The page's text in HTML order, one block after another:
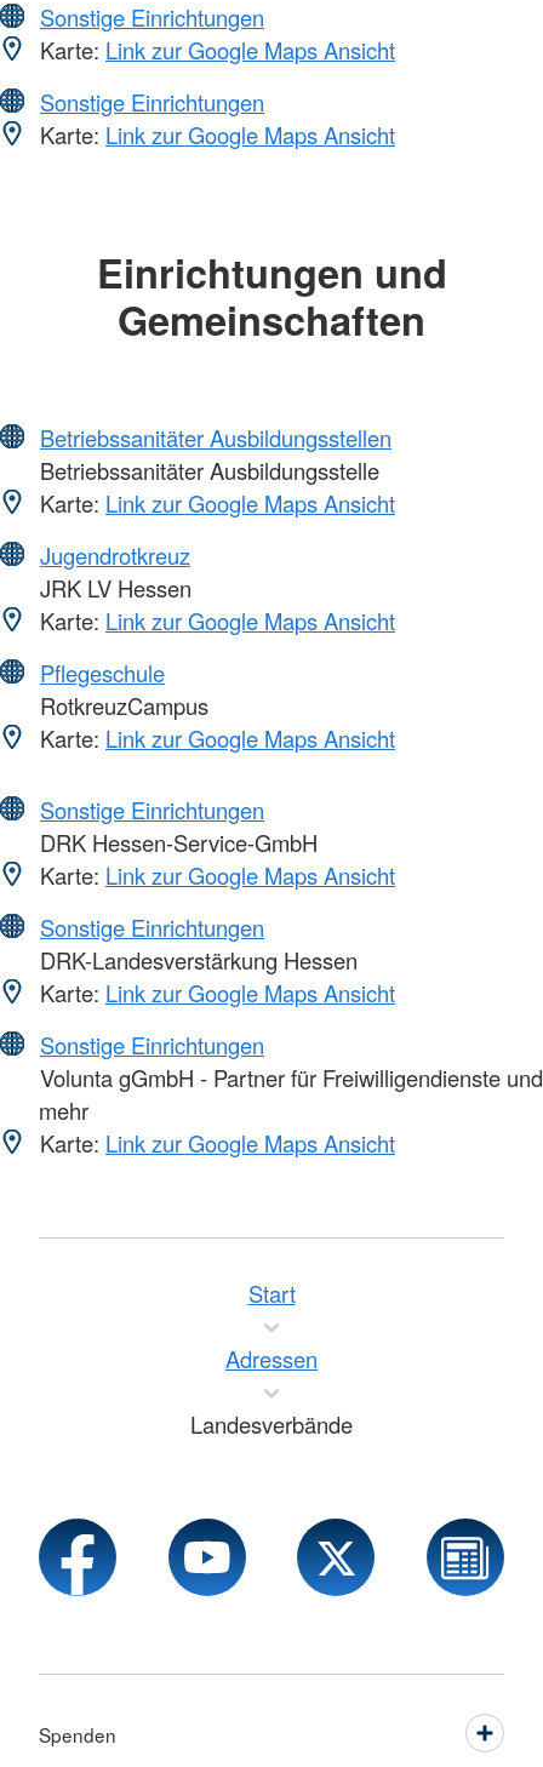
Sonstige Einrichtungen
Karte: Link zur Google Maps Ansicht
Sonstige Einrichtungen
Karte: Link zur Google Maps Ansicht
Einrichtungen und
Gemeinschaften
Betriebssanitäter Ausbildungsstellen
Betriebssanitäter Ausbildungsstelle
Karte: Link zur Google Maps Ansicht
Jugendrotkreuz
JRK LV Hessen
Karte: Link zur Google Maps Ansicht
Pflegeschule
RotkreuzCampus
Karte: Link zur Google Maps Ansicht
Sonstige Einrichtungen
DRK Hessen-Service-GmbH
Karte: Link zur Google Maps Ansicht
Sonstige Einrichtungen
DRK-Landesverstärkung Hessen
Karte: Link zur Google Maps Ansicht
Sonstige Einrichtungen
Volunta gGmbH - Partner für Freiwilligendienste und
mehr
Karte: Link zur Google Maps Ansicht
Start
Adressen
Landesverbände
Spenden